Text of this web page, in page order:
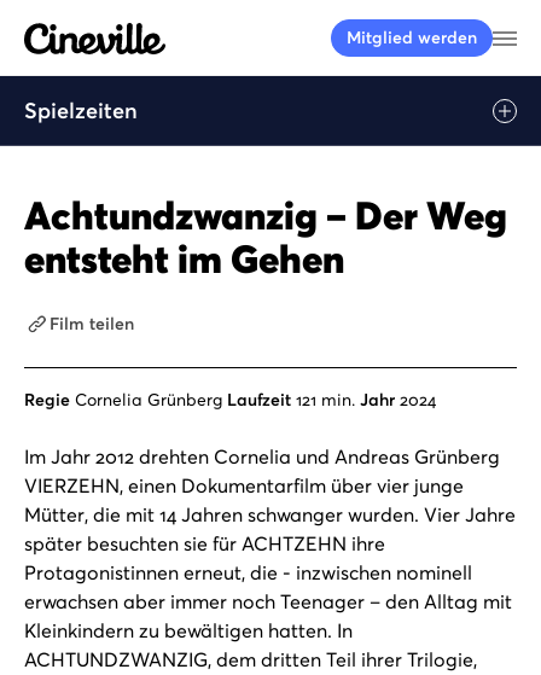
Cineville Logo
Mitglied werden
Spielzeiten
Achtundzwanzig – Der Weg
entsteht im Gehen
Film teilen
Regie Cornelia Grünberg Laufzeit 121 min. Jahr 2024
Im Jahr 2012 drehten Cornelia und Andreas Grünberg
VIERZEHN, einen Dokumentarfilm über vier junge
Mütter, die mit 14 Jahren schwanger wurden. Vier Jahre
später besuchten sie für ACHTZEHN ihre
Protagonistinnen erneut, die - inzwischen nominell
erwachsen aber immer noch Teenager – den Alltag mit
Kleinkindern zu bewältigen hatten. In
ACHTUNDZWANZIG, dem dritten Teil ihrer Trilogie,